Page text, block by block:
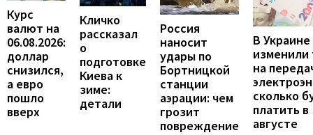
Курс
валют на
06.08.2026:
доллар
снизился,
а евро
пошло
вверх
Кличко
рассказал
о
подготовке
Киева к
зиме:
детали
Россия
наносит
удары по
Бортницкой
станции
аэрации: чем
грозит
повреждение
В Украине
на
сколько
платить в
августе